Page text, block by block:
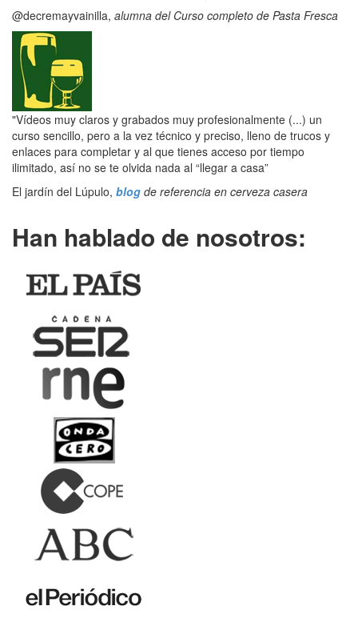
@decremayvainilla, alumna del Curso completo de Pasta Fresca
"Vídeos muy claros y grabados muy profesionalmente (...) un
curso sencillo, pero a la vez técnico y preciso, lleno de trucos y
enlaces para completar y al que tienes acceso por tiempo
ilimitado, así no se te olvida nada al “llegar a casa”
El jardín del Lúpulo, blog de referencia en cerveza casera
Han hablado de nosotros: